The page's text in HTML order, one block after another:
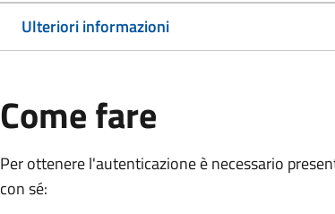
Ulteriori informazioni
Come fare
Per ottenere l'autenticazione è necessario
con sé: